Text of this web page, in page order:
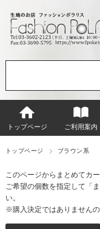
トップページ ご利用案内
トップページ ブラウン系
このページからまとめてカ
ご希望の個数を指定して「
い。
※購入決定ではありませんの